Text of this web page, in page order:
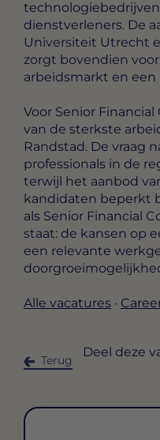
dienstverleners. De
Universiteit Utrecht
zorgt bovendien
arbeidsmarkt en
Voor Senior
van de sterkste
Randstad. De vraag
professionals in de
terwijl het aanbod
kandidaten beperkt
als Senior Financial
staat: de kansen op
een relevante
Alle vacatures ·
Terug
Deel deze